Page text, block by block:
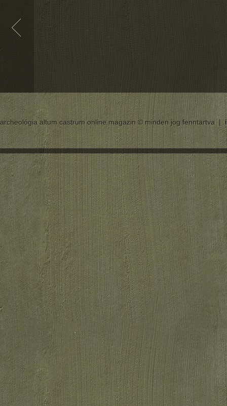
archeológia altum castrum online magazin © minden jog fenntartva |